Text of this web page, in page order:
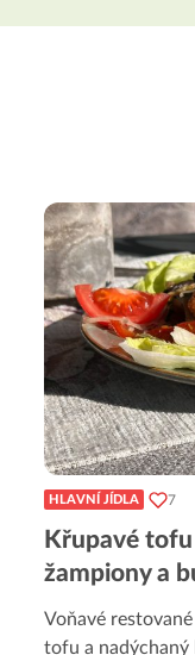
HLAVNÍ JÍDLA 7
Křupavé
žampiony a
Voňavé
tofu a